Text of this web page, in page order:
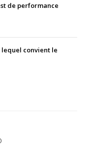
de performance
lequel convient le